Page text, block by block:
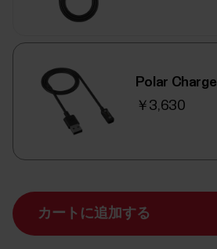
Polar
￥3,630
カートに追加する